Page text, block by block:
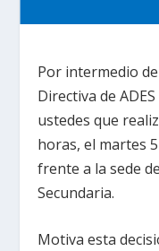
Por intermedio
Directiva de
ustedes que
horas, el martes
frente a la sede
Secundaria.
Motiva esta